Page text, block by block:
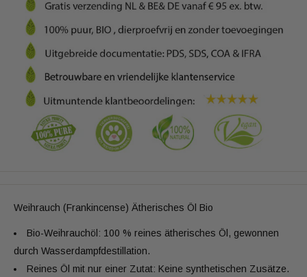
Weihrauch (Frankincense) Ätherisches Öl Bio
Bio-Weihrauchöl: 100 % reines ätherisches Öl, gewonnen
durch Wasserdampfdestillation.
Reines Öl mit nur einer Zutat: Keine synthetischen Zusätze.